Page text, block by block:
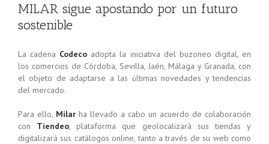
MILAR sigue apostando por un futuro
sostenible
La cadena Codeco adopta la iniciativa del buzoneo digital, en
los comercios de Córdoba, Sevilla, Jaén, Málaga y Granada, con
el objeto de adaptarse a las últimas novedades y tendencias
del mercado.
Para ello, Milar ha llevado a cabo un acuerdo de colaboración
con Tiendeo, plataforma que geolocalizará sus tiendas y
digitalizará sus catálogos online, tanto a través de su web como